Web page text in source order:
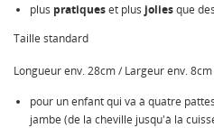
plus pratiqueset plus joliesque
Taille standard
Longueur env. 28cm / Largeur env. 8cm
pour un enfant qui va à quatre
jambe (de la cheville jusqu'à la